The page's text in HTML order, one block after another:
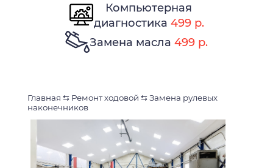
Компьютерная
диагностика 499 р.
Замена масла 499 р.
Главная ⇆ Ремонт ходовой ⇆Замена рулевых
наконечников